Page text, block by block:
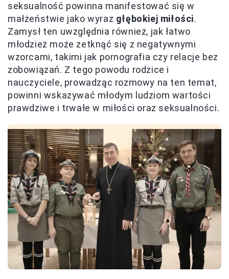
seksualność powinna manifestować się w
małżeństwie jako wyraz głębokiej miłości.
Zamysł ten uwzględnia również, jak łatwo
młodzież może zetknąć się z negatywnymi
wzorcami, takimi jak pornografia czy relacje bez
zobowiązań. Z tego powodu rodzice i
nauczyciele, prowadząc rozmowy na ten temat,
powinni wskazywać młodym ludziom wartości
prawdziwe i trwałe w miłości oraz seksualności.